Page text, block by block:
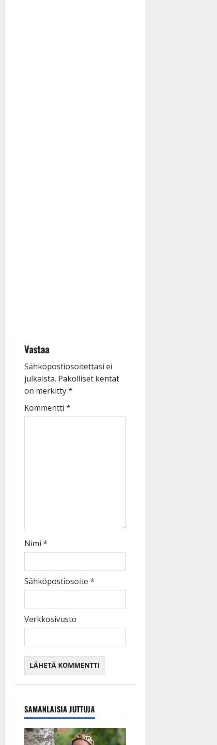
Vastaa
Sähköpostiosoitettasi ei
julkaista. Pakolliset kentät
on merkitty*
Kommentti *
Nimi *
Sähköpostiosoite *
Verkkosivusto
SAMANLAISIA JUTTUJA